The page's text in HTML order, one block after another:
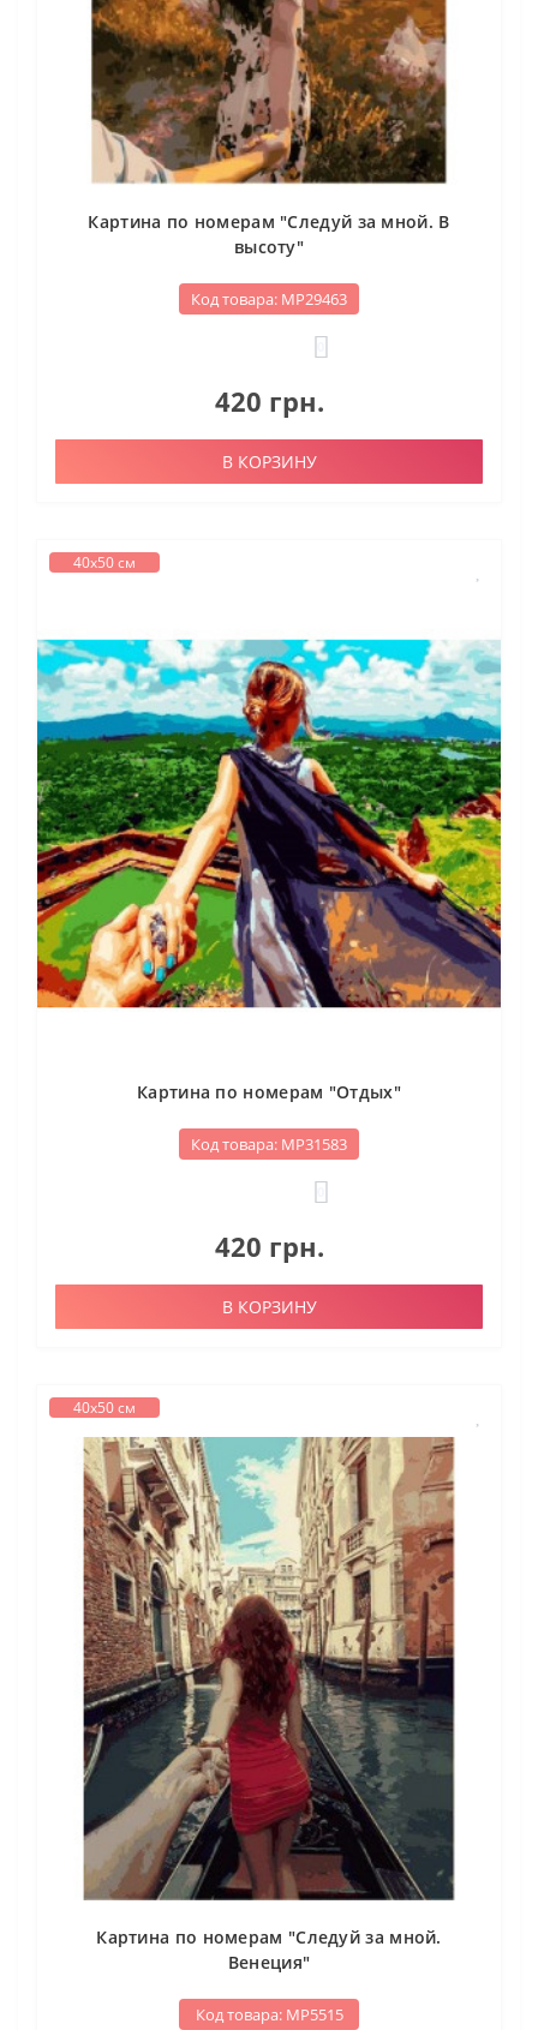
Картина по номерам "Следуй за мной. В
высоту"
Код товара: МР29463
420 грн.
В КОРЗИНУ
40х50 см
Картина по номерам "Отдых"
Код товара: МР31583
420 грн.
В КОРЗИНУ
40х50 см
Картина по номерам "Следуй за мной.
Венеция"
Код товара: МР5515